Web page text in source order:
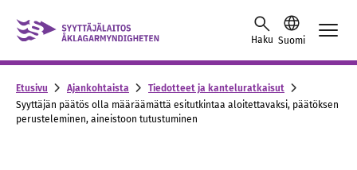
Skip to content -saavutettavuusohje
Haku Suomi
Etusivu Ajankohtaista
Tiedotteet ja kanteluratkaisut
Syyttäjän päätös olla määräämättä esitutkintaa aloitettavaksi, päätöksen
perusteleminen, aineistoon tutustuminen